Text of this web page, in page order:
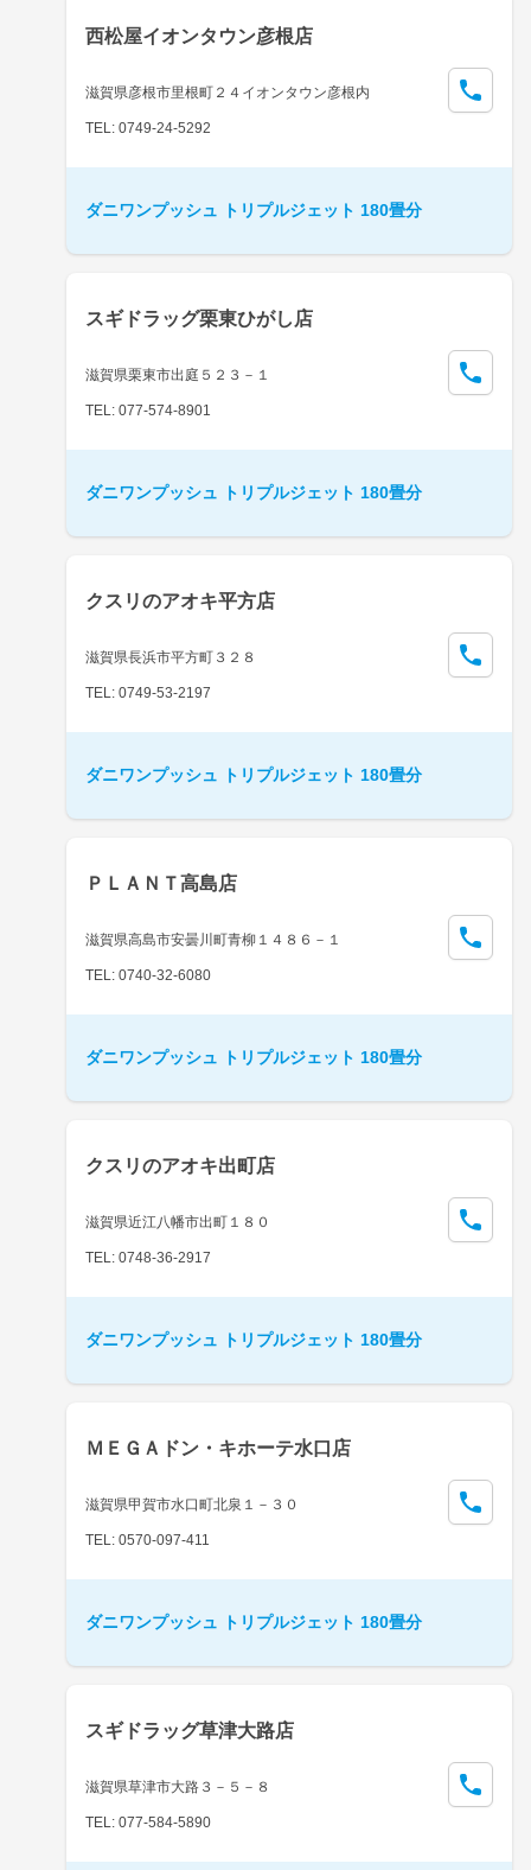
西松屋イオンタウン彦根店
滋賀県彦根市里根町２４イオンタウン彦根内
TEL: 0749-24-5292
ダニワンプッシュ トリプルジェット 180畳分
スギドラッグ栗東ひがし店
滋賀県栗東市出庭５２３－１
TEL: 077-574-8901
ダニワンプッシュ トリプルジェット 180畳分
クスリのアオキ平方店
滋賀県長浜市平方町３２８
TEL: 0749-53-2197
ダニワンプッシュ トリプルジェット 180畳分
ＰＬＡＮＴ高島店
滋賀県高島市安曇川町青柳１４８６－１
TEL: 0740-32-6080
ダニワンプッシュ トリプルジェット 180畳分
クスリのアオキ出町店
滋賀県近江八幡市出町１８０
TEL: 0748-36-2917
ダニワンプッシュ トリプルジェット 180畳分
ＭＥＧＡドン・キホーテ水口店
滋賀県甲賀市水口町北泉１－３０
TEL: 0570-097-411
ダニワンプッシュ トリプルジェット 180畳分
スギドラッグ草津大路店
滋賀県草津市大路３－５－８
TEL: 077-584-5890